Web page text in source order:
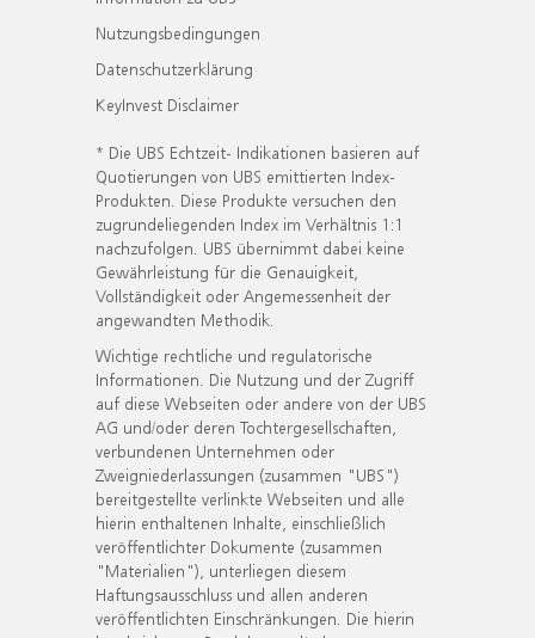
Nutzungsbedingungen
Datenschutzerklärung
KeyInvest Disclaimer
* Die UBS Echtzeit- Indikationen basieren auf
Quotierungen von UBS emittierten Index-
Produkten. Diese Produkte versuchen den
zugrundeliegenden Index im Verhältnis 1:1
nachzufolgen. UBS übernimmt dabei keine
Gewährleistung für die Genauigkeit,
Vollständigkeit oder Angemessenheit der
angewandten Methodik.
Wichtige rechtliche und regulatorische
Informationen. Die Nutzung und der Zugriff
auf diese Webseiten oder andere von der UBS
AG und/oder deren Tochtergesellschaften,
verbundenen Unternehmen oder
Zweigniederlassungen (zusammen "UBS")
bereitgestellte verlinkte Webseiten und alle
hierin enthaltenen Inhalte, einschließlich
veröffentlichter Dokumente (zusammen
"Materialien"), unterliegen diesem
Haftungsausschluss und allen anderen
veröffentlichten Einschränkungen. Die hierin